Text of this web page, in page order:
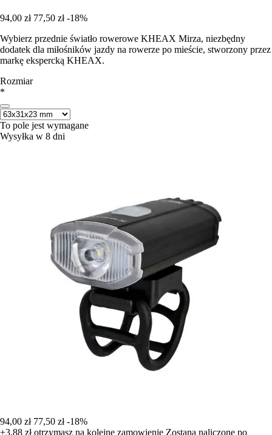
94,00 zł 77,50 zł -18%
Wybierz przednie światło rowerowe KHEAX Mirza, niezbędny
dodatek dla miłośników jazdy na rowerze po mieście, stworzony przez
markę ekspercką KHEAX.
Rozmiar
*
To pole jest wymagane
Wysyłka w 8 dni
94,00 zł 77,50 zł -18%
+3,88 złotrzymasz na kolejne zamowienie Zostana naliczone po